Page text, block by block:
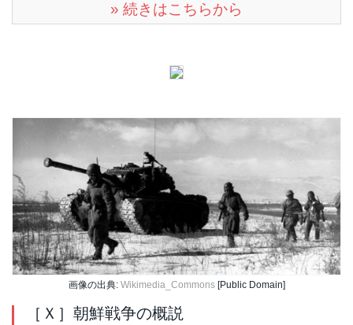
» 続きはこちらから
画像の出典: Wikimedia_Commons[Public Domain]
［Ｘ］朝鮮戦争の概説